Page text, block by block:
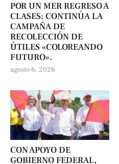
POR UN MER REGRESO A
CLASES: CONTINÚA LA
CAMPAÑA DE
RECOLECCIÓN DE
ÚTILES «COLOREANDO
FUTURO».
agosto 6, 2026
CON APOYO DE
GOBIERNO FEDERAL,